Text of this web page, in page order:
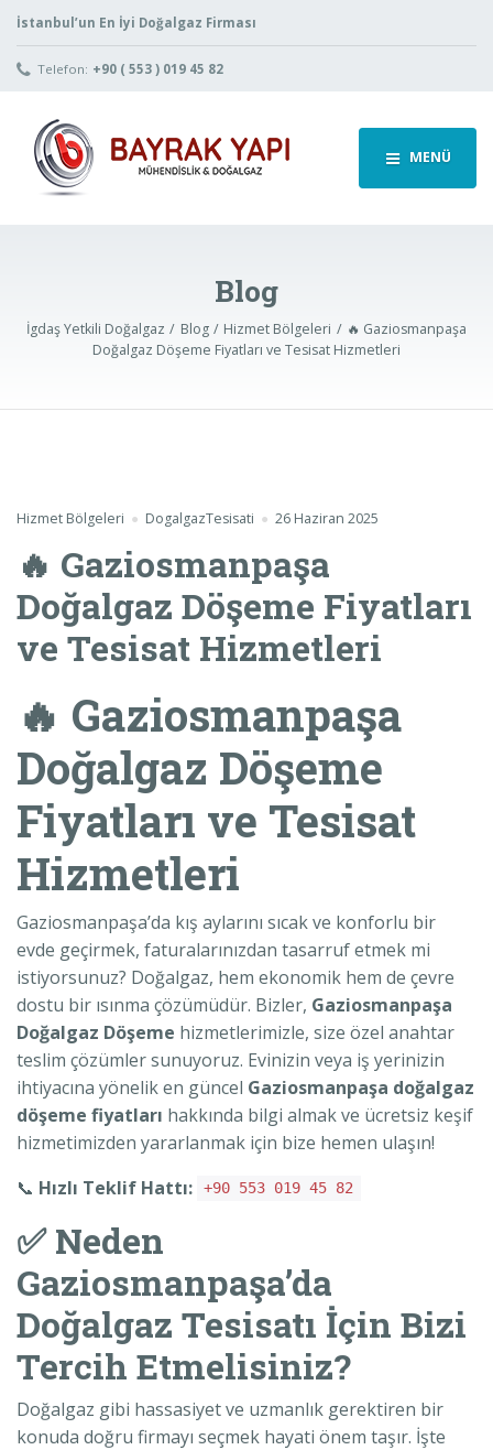
İstanbul’un En İyi Doğalgaz Firması
Telefon: +90 ( 553 ) 019 45 82
MENÜ
Blog
İgdaş Yetkili Doğalgaz Blog Hizmet Bölgeleri
🔥 Gaziosmanpaşa
Doğalgaz Döşeme Fiyatları ve Tesisat Hizmetleri
Hizmet Bölgeleri DogalgazTesisati 26 Haziran 2025
🔥 Gaziosmanpaşa
Doğalgaz Döşeme Fiyatları
ve Tesisat Hizmetleri
🔥 Gaziosmanpaşa
Doğalgaz Döşeme
Fiyatları ve Tesisat
Hizmetleri
Gaziosmanpaşa’da kış aylarını sıcak ve konforlu bir
evde geçirmek, faturalarınızdan tasarruf etmek mi
istiyorsunuz? Doğalgaz, hem ekonomik hem de çevre
dostu bir ısınma çözümüdür. Bizler, Gaziosmanpaşa
Doğalgaz Döşeme hizmetlerimizle, size özel anahtar
teslim çözümler sunuyoruz. Evinizin veya iş yerinizin
ihtiyacına yönelik en güncel Gaziosmanpaşa doğalgaz
döşeme fiyatları hakkında bilgi almak ve ücretsiz keşif
hizmetimizden yararlanmak için bize hemen ulaşın!
📞 Hızlı Teklif Hattı: +90 553 019 45 82
✅ Neden
Gaziosmanpaşa’da
Doğalgaz Tesisatı İçin Bizi
Tercih Etmelisiniz?
Doğalgaz gibi hassasiyet ve uzmanlık gerektiren bir
konuda doğru firmayı seçmek hayati önem taşır. İşte